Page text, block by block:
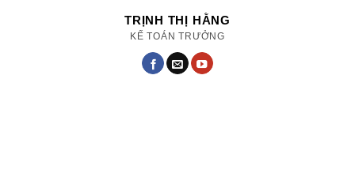
TRỊNH THỊ HẰNG
KẾ TOÁN TRƯỞNG